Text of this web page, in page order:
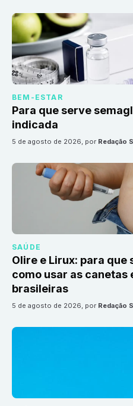
BEM-ESTAR
Para que serve
indicada
5 de agosto de 2026, por Redação
SAÚDE
Olire e Lirux: para
como usar as
brasileiras
5 de agosto de 2026, por Redação